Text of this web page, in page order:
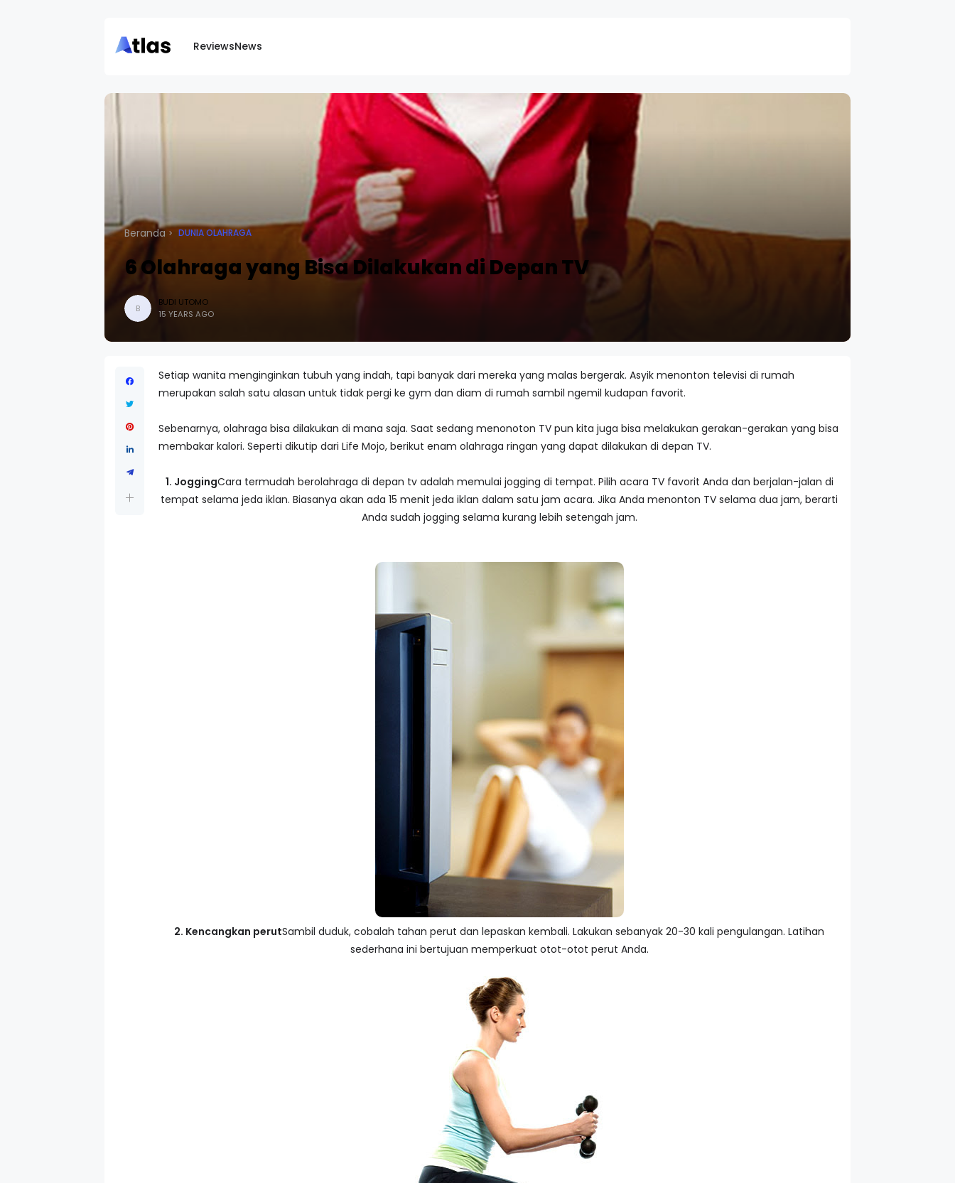
ReviewsNews
Beranda DUNIA OLAHRAGA
6 Olahraga yang Bisa Dilakukan di Depan TV
B
BUDI UTOMO
15 YEARS AGO
Setiap wanita menginginkan tubuh yang indah, tapi banyak dari mereka yang malas bergerak. Asyik menonton televisi di rumah
merupakan salah satu alasan untuk tidak pergi ke gym dan diam di rumah sambil ngemil kudapan favorit.
Sebenarnya, olahraga bisa dilakukan di mana saja. Saat sedang menonoton TV pun kita juga bisa melakukan gerakan-gerakan yang bisa
membakar kalori. Seperti dikutip dari Life Mojo, berikut enam olahraga ringan yang dapat dilakukan di depan TV.
1. JoggingCara termudah berolahraga di depan tv adalah memulai jogging di tempat. Pilih acara TV favorit Anda dan berjalan-jalan di
tempat selama jeda iklan. Biasanya akan ada 15 menit jeda iklan dalam satu jam acara. Jika Anda menonton TV selama dua jam, berarti
Anda sudah jogging selama kurang lebih setengah jam.
2. Kencangkan perutSambil duduk, cobalah tahan perut dan lepaskan kembali. Lakukan sebanyak 20-30 kali pengulangan. Latihan
sederhana ini bertujuan memperkuat otot-otot perut Anda.